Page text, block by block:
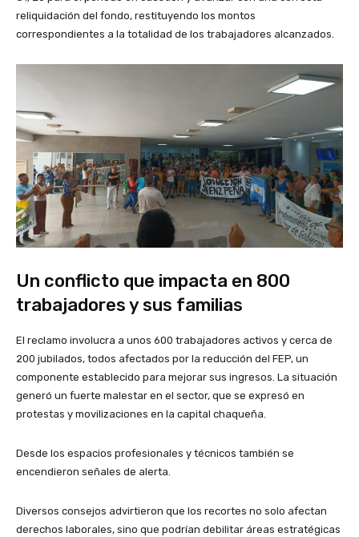
reliquidación del fondo, restituyendo los montos
correspondientes a la totalidad de los trabajadores alcanzados.
Un conflicto que impacta en 800
trabajadores y sus familias
El reclamo involucra a unos 600 trabajadores activos y cerca de
200 jubilados, todos afectados por la reducción del FEP, un
componente establecido para mejorar sus ingresos. La situación
generó un fuerte malestar en el sector, que se expresó en
protestas y movilizaciones en la capital chaqueña.
Desde los espacios profesionales y técnicos también se
encendieron señales de alerta.
Diversos consejos advirtieron que los recortes no solo afectan
derechos laborales, sino que podrían debilitar áreas estratégicas